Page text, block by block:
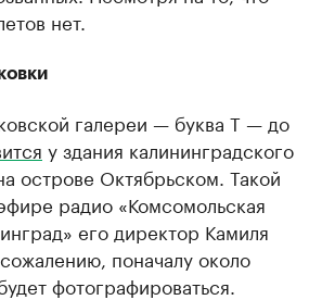
нет.
галереи — буква Т — до
у здания калининградского
острове Октябрьском. Такой
радио «Комсомольская
его директор Камиля
поначалу около
фотографироваться.